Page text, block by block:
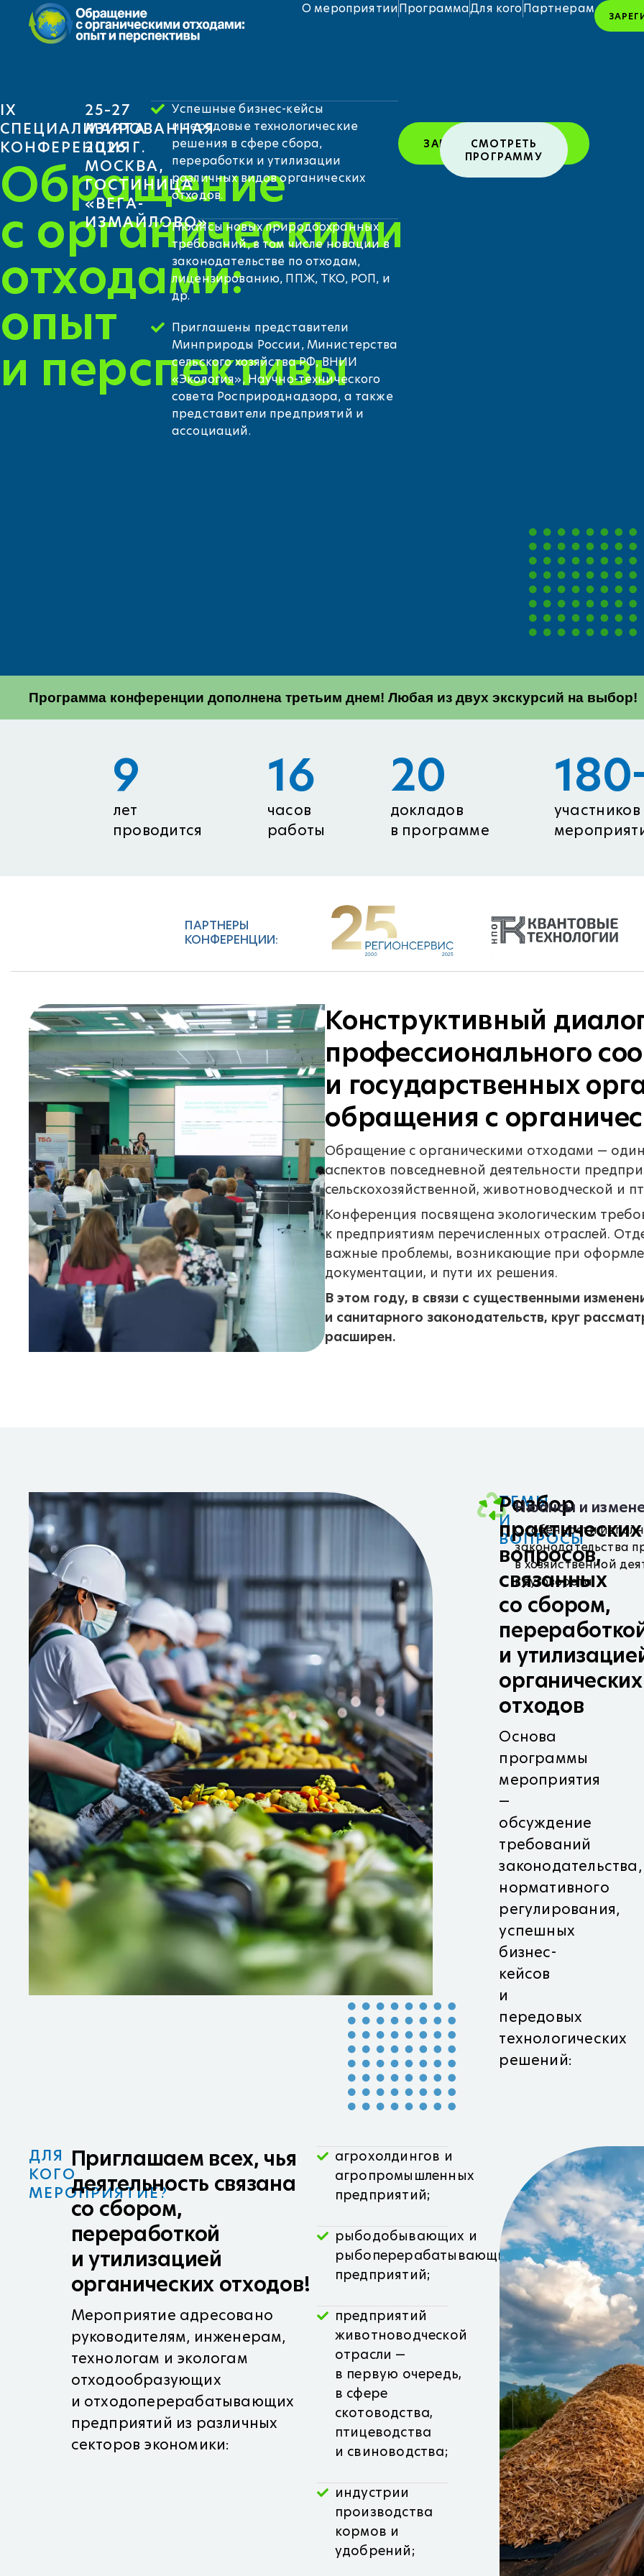
О мероприятииПрограммаДля когоПартнерам
IX
СПЕЦИАЛИЗИРОВАННАЯ
КОНФЕРЕНЦИЯ
Обращение
с органическими
отходами:
опыт
и перспективы
25–27
МАРТА
2026 Г.
МОСКВА,
ГОСТИНИЦА
«ВЕГА-
ИЗМАЙЛОВО»
Успешные бизнес-кейсы
и передовые технологические
решения в сфере сбора,
переработки и утилизации
различных видов органических
отходов.
Нюансы новых природоохранных
требований, в том числе новации в
законодательстве по отходам,
лицензированию, ППЖ, ТКО, РОП, и
др.
Приглашены представители
Минприроды России, Министерства
сельского хозяйства РФ, ВНИИ
«Экология», Научно-технического
совета Росприроднадзора, а также
представители предприятий и
ассоциаций.
ЗАРЕГИСТРИРОВАТЬСЯ
СМОТРЕТЬ
ПРОГРАММУ
Программа конференции дополнена третьим днем! Любая из двух экскурсий на выбор!
лет
проводится
9
часов
работы
16
докладов
в программе
20
участников
180
ПАРТНЕРЫ
КОНФЕРЕНЦИИ:
Конструктивный
профессионального
и государственных
обращения с
Обращение с органическими отходами —
аспектов повседневной деятельности
сельскохозяйственной, животноводческой и
Конференция посвящена экологическим
к предприятиям перечисленных отраслей.
важные проблемы, возникающие при
документации, и пути их решения.
В этом году, в связи с существенными
и санитарного законодательств, круг
расширен.
ТЕМЫ
И
ВОПРОСЫ
Разбор
практических
вопросов,
связанных
со сбором,
и
органических
отходов
Основа
программы
мероприятия
—
обсуждение
требований
законодательства,
нормативного
регулирования,
успешных
бизнес-
кейсов
и
передовых
технологических
решений:
Нюансы и
Особенности
законодательства
в хозяйственной
круговорота
ДЛЯ
КОГО
МЕРОПРИЯТИЕ?
Приглашаем всех, чья
деятельность связана
со сбором,
переработкой
и утилизацией
органических отходов!
Мероприятие адресовано
руководителям, инженерам,
технологам и экологам
отходообразующих
и отходоперерабатывающих
предприятий из различных
секторов экономики:
агрохолдингов и
агропромышленных
предприятий;
рыбодобывающих и
рыбоперерабатывающих
предприятий;
предприятий
животноводческой
отрасли —
в первую очередь,
в сфере
скотоводства,
птицеводства
и свиноводства;
индустрии
производства
кормов и
удобрений;